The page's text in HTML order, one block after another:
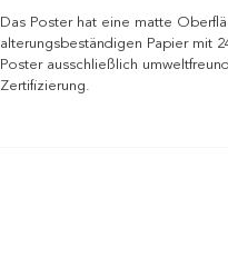
Das Poster hat eine matte
alterungsbeständigen Papier mit
Poster ausschließlich
Zertifizierung.